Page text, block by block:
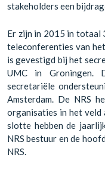
stakeholders een
Er zijn in 2015 in totaal
teleconferenties van
is gevestigd bij het
UMC in Groningen.
secretariële
Amsterdam. De NRS
organisaties in het veld
slotte hebben de
NRS bestuur en de
NRS.